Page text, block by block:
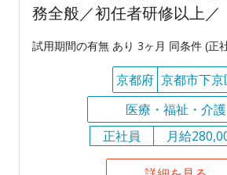
務全般／初任者研修以上／
試用期間の有無 あり 3ヶ月 同条件 (正
京都府 京都市下京
医療・福祉・介護
正社員
月給